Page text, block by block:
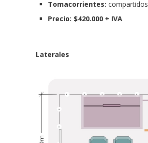
Tomacorrientes: compartidos
Precio: $420.000 + IVA
Laterales